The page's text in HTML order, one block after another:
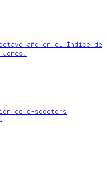
año en el Índice de
de e-scooters